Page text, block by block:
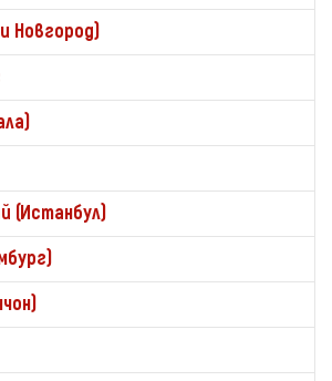
Новгород)
(Истанбул)